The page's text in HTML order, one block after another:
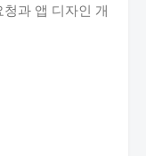
과 앱 디자인 개